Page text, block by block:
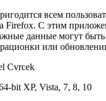
всем
Firefox. С этим
данные могут
или
Cvrcek
bit XP, Vista, 7, 8, 10